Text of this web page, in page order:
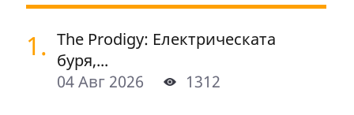
1. The Prodigy: Електрическата
буря,...
04 Авг 2026
1312